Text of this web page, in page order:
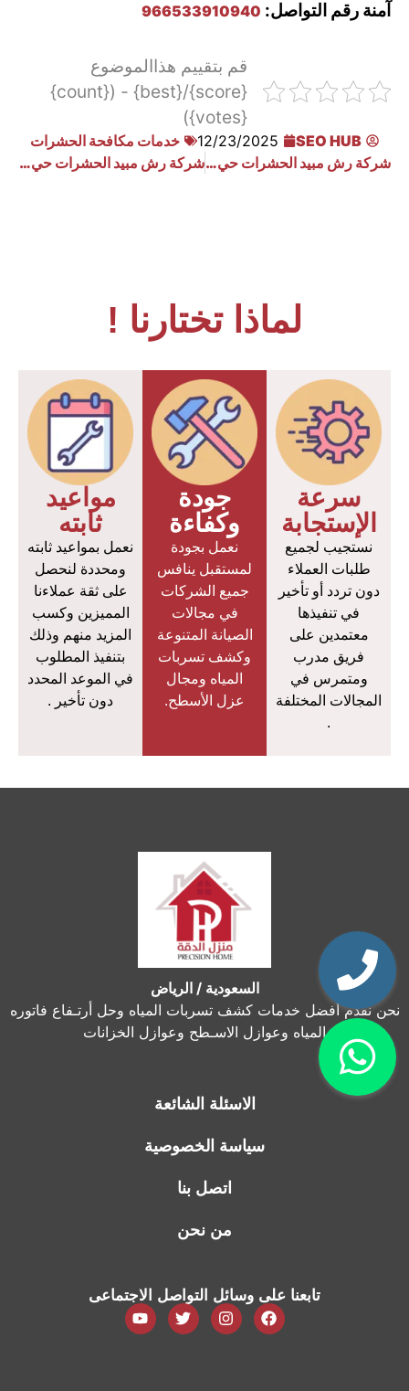
آمنة رقم التواصل: 966533910940
قم بتقييم هذاالموضوع
{score}/{best} - ({count}
{votes})
SEO HUB
12/23/2025
خدمات مكافحة الحشرات
شركة رش مبيد الحشرات حي الصناعية
شركة رش مبيد الحشرات حي منفوحة
لماذا تختارنا !
سرعة
الإستجابة
نستجيب لجميع
طلبات العملاء
دون تردد أو تأخير
في تنفيذها
معتمدين على
فريق مدرب
ومتمرس في
المجالات المختلفة
.
جودة
وكفاءة
نعمل بجودة
لمستقبل ينافس
جميع الشركات
في مجالات
الصيانة المتنوعة
وكشف تسربات
المياه ومجال
عزل الأسطح.
مواعيد
ثابته
نعمل بمواعيد ثابته
ومحددة لنحصل
على ثقة عملاءنا
المميزين وكسب
المزيد منهم وذلك
بتنفيذ المطلوب
في الموعد المحدد
دون تأخير .
السعودية / الرياض
نحن نقدم أفضل خدمات كشف تسربات المياه وحل أرتـفاع فاتوره
المياه وعوازل الاسـطح وعوازل الخزانات
الاسئلة الشائعة
سياسة الخصوصية
اتصل بنا
من نحن
تابعنا على وسائل التواصل الاجتماعى